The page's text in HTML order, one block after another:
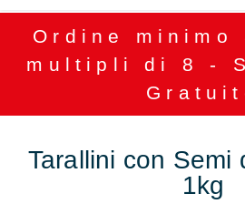
Ordine minimo
multipli di 8 -
Tarallini con Semi
1kg